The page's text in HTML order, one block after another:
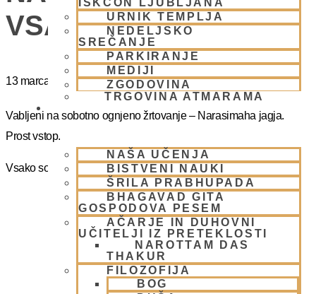
URNIK TEMPLJA
NEDELJSKO
SREČANJE
PARKIRANJE
MEDIJI
ZGODOVINA
TRGOVINA ATMARAMA
NAŠA UČENJA
BISTVENI NAUKI
ŠRILA PRABHUPADA
BHAGAVAD GITA
GOSPODOVA PESEM
AČARJE IN DUHOVNI
UČITELJI IZ PRETEKLOSTI
NAROTTAM DAS
THAKUR
FILOZOFIJA
BOG
VSAKO SOBOTO
13 marca @16:00 -17:00
Vabljeni na sobotno ognjeno žrtovanje – Narasimaha jagja.
Prost vstop.
Vsako soboto ob 16.00 do 17:00